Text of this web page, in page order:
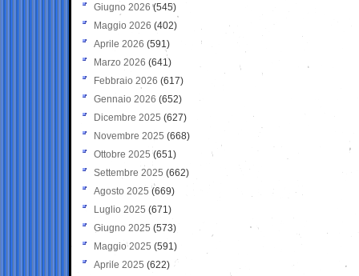
Giugno 2026 (545)
Maggio 2026 (402)
Aprile 2026 (591)
Marzo 2026 (641)
Febbraio 2026 (617)
Gennaio 2026 (652)
Dicembre 2025 (627)
Novembre 2025 (668)
Ottobre 2025 (651)
Settembre 2025 (662)
Agosto 2025 (669)
Luglio 2025 (671)
Giugno 2025 (573)
Maggio 2025 (591)
Aprile 2025 (622)